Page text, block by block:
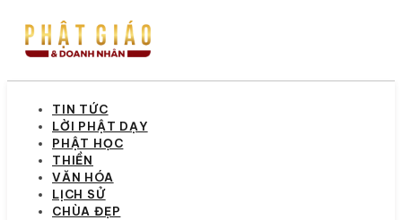
TIN TỨC
LỜI PHẬT DẠY
PHẬT HỌC
THIỀN
VĂN HÓA
LỊCH SỬ
CHÙA ĐẸP